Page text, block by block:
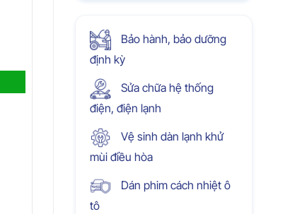
Bảo hành, bảo dưỡng
định kỳ
Sửa chữa hệ thống
điện, điện lạnh
Vệ sinh dàn lạnh khử
mùi điều hòa
Dán phim cách nhiệt ô
tô